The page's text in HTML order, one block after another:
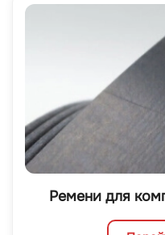
Ремени для